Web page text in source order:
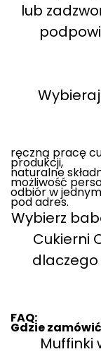
lub
ręczną pracę
produkcji,
naturalne
możliwość
odbiór w
pod adres.
Wybierz
Cukierni
FAQ:
Gdzie
Muffinki